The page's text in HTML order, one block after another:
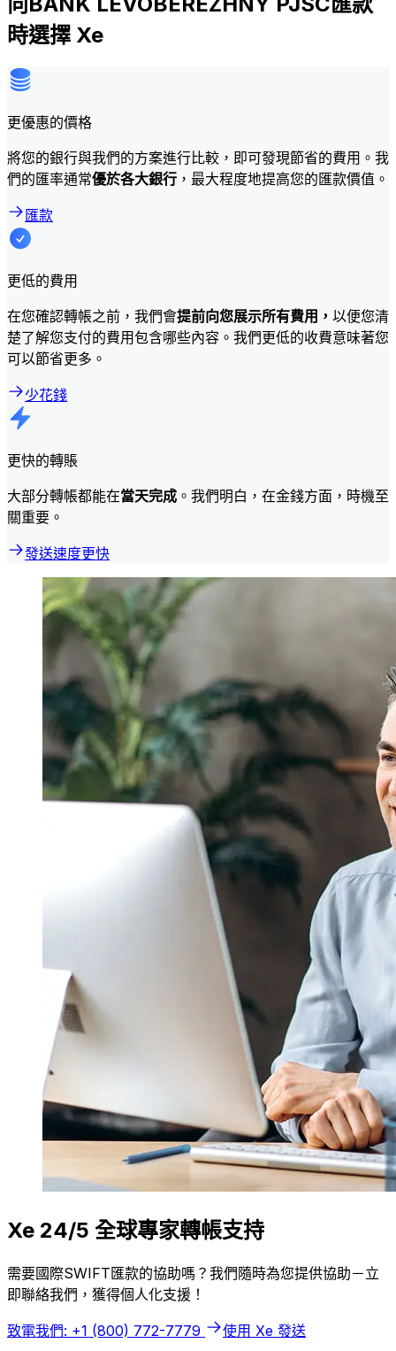
時選擇 Xe
更優惠的價格
將您的銀行與我們的方案進行比較，即可發現節省的費用。我
們的匯率通常優於各大銀行 ，最大程度地提高您的匯款價值。
匯款
更低的費用
在您確認轉帳之前，我們會提前向您展示所有費用， 以便您清
楚了解您支付的費用包含哪些內容。我們更低的收費意味著您
可以節省更多。
少花錢
更快的轉賬
大部分轉帳都能在當天完成 。我們明白，在金錢方面，時機至
關重要。
發送速度更快
Xe 24/5 全球專家轉帳支持
需要國際SWIFT匯款的協助嗎？我們隨時為您提供協助－立
即聯絡我們，獲得個人化支援！
致電我們: +1 (800) 772-7779 使用 Xe 發送